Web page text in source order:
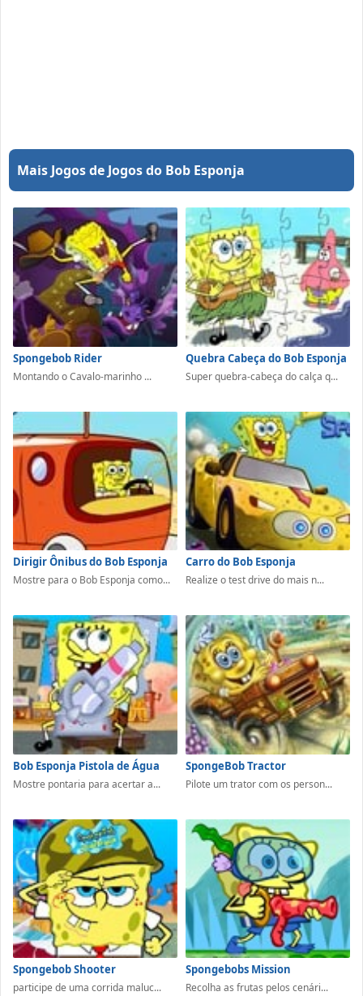
Mais Jogos de Jogos do Bob Esponja
Spongebob Rider
Montando o Cavalo-marinho ...
Quebra Cabeça do Bob Esponja
Super quebra-cabeça do calça q...
Dirigir Ônibus do Bob Esponja
Mostre para o Bob Esponja como...
Carro do Bob Esponja
Realize o test drive do mais n...
Bob Esponja Pistola de Água
Mostre pontaria para acertar a...
SpongeBob Tractor
Pilote um trator com os person...
Spongebob Shooter
participe de uma corrida maluc...
Spongebobs Mission
Recolha as frutas pelos cenári...